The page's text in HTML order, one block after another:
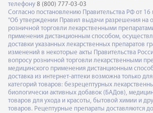
телефону 8 (800) 777-03-03
Согласно постановлению Правительства РФ от
"Об утверждении Правил выдачи разрешения на
розничной торговли лекарственными
применения дистанционным способом,
доставки указанных лекарственных препаратов
изменений в некоторые акты Правительства
вопросу розничной торговли лекарственными
медицинского применения дистанционным
доставка из интернет-аптеки возможна только
категорий товаров: безрецептурных
биологически активных добавок (БАДов),
товаров для ухода и красоты, бытовой химии и
товаров. Рецептурные препараты доставляются